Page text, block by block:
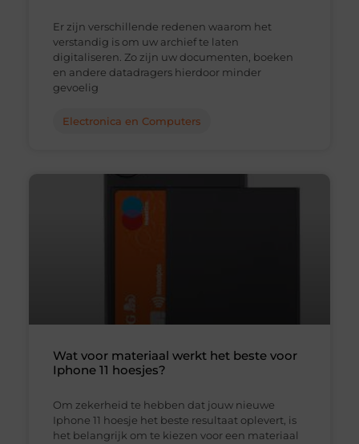
Er zijn verschillende redenen waarom het
verstandig is om uw archief te laten
digitaliseren. Zo zijn uw documenten, boeken
en andere datadragers hierdoor minder
gevoelig
Electronica en Computers
Wat voor materiaal werkt het beste voor
Iphone 11 hoesjes?
Om zekerheid te hebben dat jouw nieuwe
Iphone 11 hoesje het beste resultaat oplevert, is
het belangrijk om te kiezen voor een materiaal